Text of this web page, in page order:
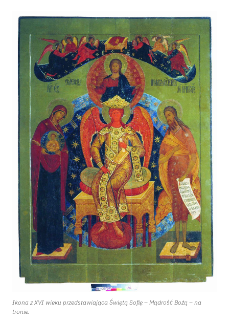
Ikona z XVI wieku przedstawiająca Świętą Sofię – Mądrość Bożą – na
tronie.